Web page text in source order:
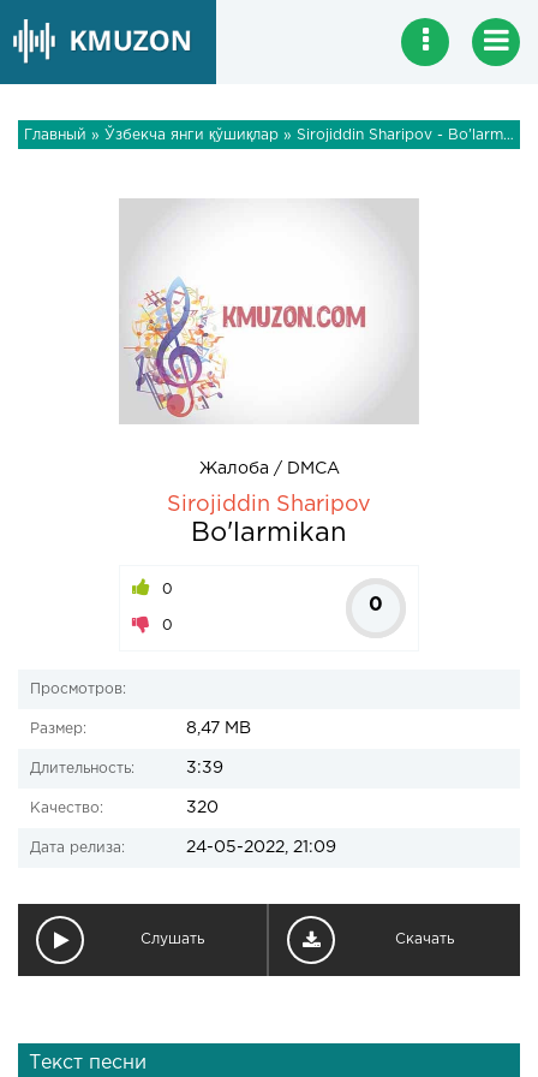
Главный » Ўзбекча янги қўшиқлар » Sirojiddin Sharipov - Bo'larmikan
Жалоба / DMCA
Sirojiddin Sharipov
Bo'larmikan
0
0
0
Просмотров:
Размер: 8,47 MB
Длительность: 3:39
Качество: 320
Дата релиза: 24-05-2022, 21:09
Слушать Скачать
Текст песни